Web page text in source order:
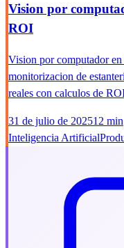
Vision por
ROI
Vision por computador
monitorizacion de
reales con calculos de
31 de julio de 202512 min
Inteligencia Artificial